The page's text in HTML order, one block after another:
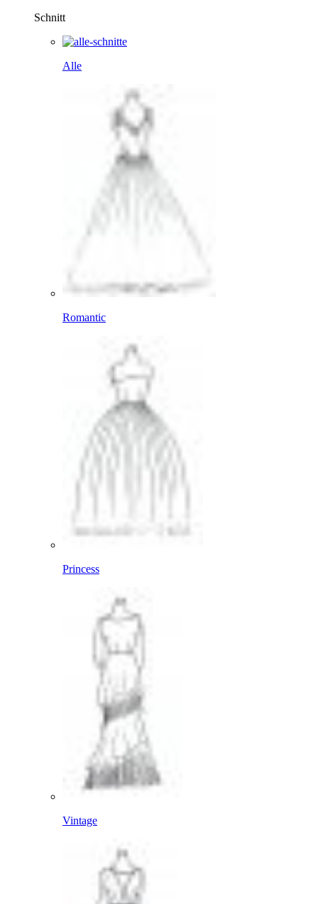
Schnitt
Alle
Romantic
Princess
Vintage